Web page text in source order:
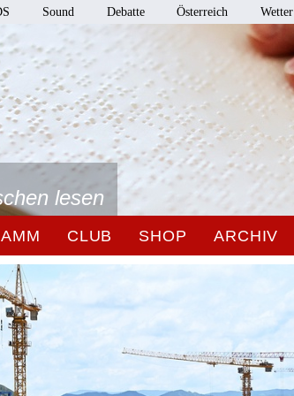
Sound Debatte Österreich Wetter
lesen
CLUB SHOP ARCHIV